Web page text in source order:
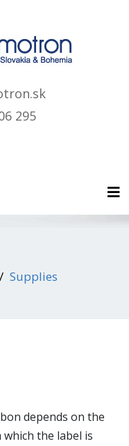
295
page
Supplies
depends on the
the label is